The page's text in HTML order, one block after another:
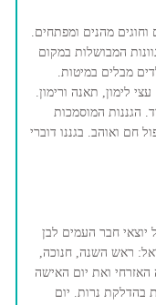
מהנים ומפתחים.
המבושלות במקום
מבלים במיטות.
לימון, תאנה ורימון.
הגננות המוסמכות
חם ואוהב. בגננו דוברי
יוצאי חבר העמים לבן
ראש השנה, חנוכה,
האזרחי ואת יום האישה
בהדלקת נרות. יום